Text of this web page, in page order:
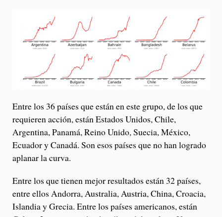
Entre los 36 países que están en este grupo, de los que
requieren acción, están Estados Unidos, Chile,
Argentina, Panamá, Reino Unido, Suecia, México,
Ecuador y Canadá. Son esos países que no han logrado
aplanar la curva.
Entre los que tienen mejor resultados están 32 países,
entre ellos Andorra, Australia, Austria, China, Croacia,
Islandia y Grecia. Entre los países americanos, están